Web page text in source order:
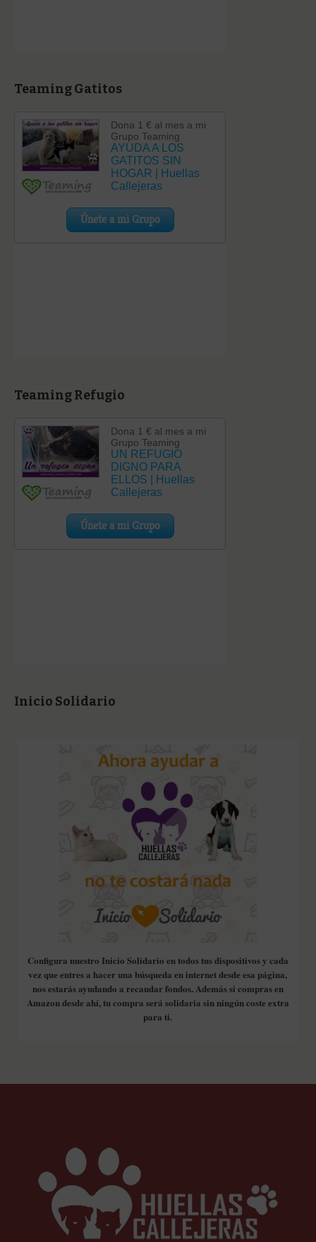
Teaming Gatitos
Teaming Refugio
Inicio Solidario
Configura nuestro Inicio Solidario en todos tus dispositivos y cada
vez que entres a hacer una búsqueda en internet desde esa página,
nos estarás ayudando a recaudar fondos. Además si compras en
Amazon desde ahí, tu compra será solidaria sin ningún coste extra
para ti.